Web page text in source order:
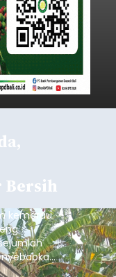
Bersih
kemarau